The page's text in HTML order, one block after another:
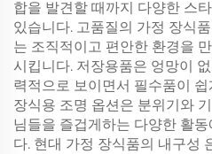
합을 발견할 때까지 다양한 스
있습니다. 고품질의 가정 장식
는 조직적이고 편안한 환경을
시킵니다. 저장용품은 엉망이
력적으로 보이면서 필수품이
장식용 조명 옵션은 분위기와
님들을 즐겁게하는 다양한 활
다. 현대 가정 장식품의 내구성